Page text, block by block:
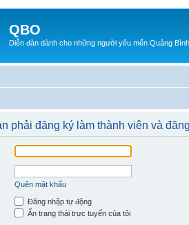
QBO
Diễn đàn dành cho những người yêu mến Quảng Bình
phải đăng ký làm thành viên và
Quên mật khẩu
Đăng nhập tự động
Ẩn trạng thái trực tuyến của tôi